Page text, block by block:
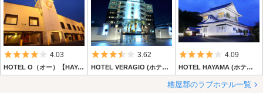
5つ星のうち4
4.03
HOTEL O（オー）【HAYAMA HOTELS】
5つ星のうち3.5
3.62
HOTEL VERAGIO (ホテル ベラジオ)
5つ星のうち4
4.09
HOTEL HAYAMA (ホテル 葉山) 【HAYAMA HOTELS】
糟屋郡のラブホテル一覧